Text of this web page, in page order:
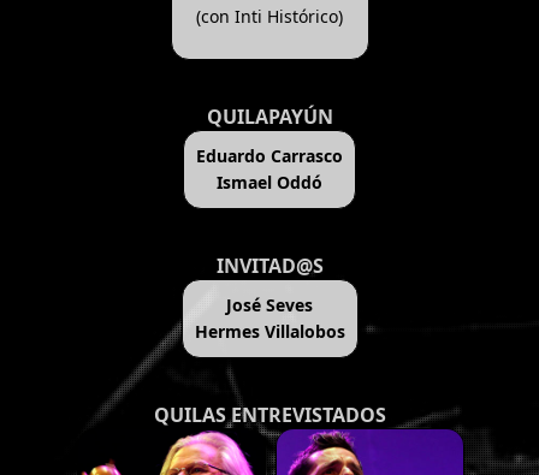
(con Inti Histórico)
QUILAPAYÚN
Eduardo Carrasco
Ismael Oddó
INVITAD@S
José Seves
Hermes Villalobos
QUILAS ENTREVISTADOS